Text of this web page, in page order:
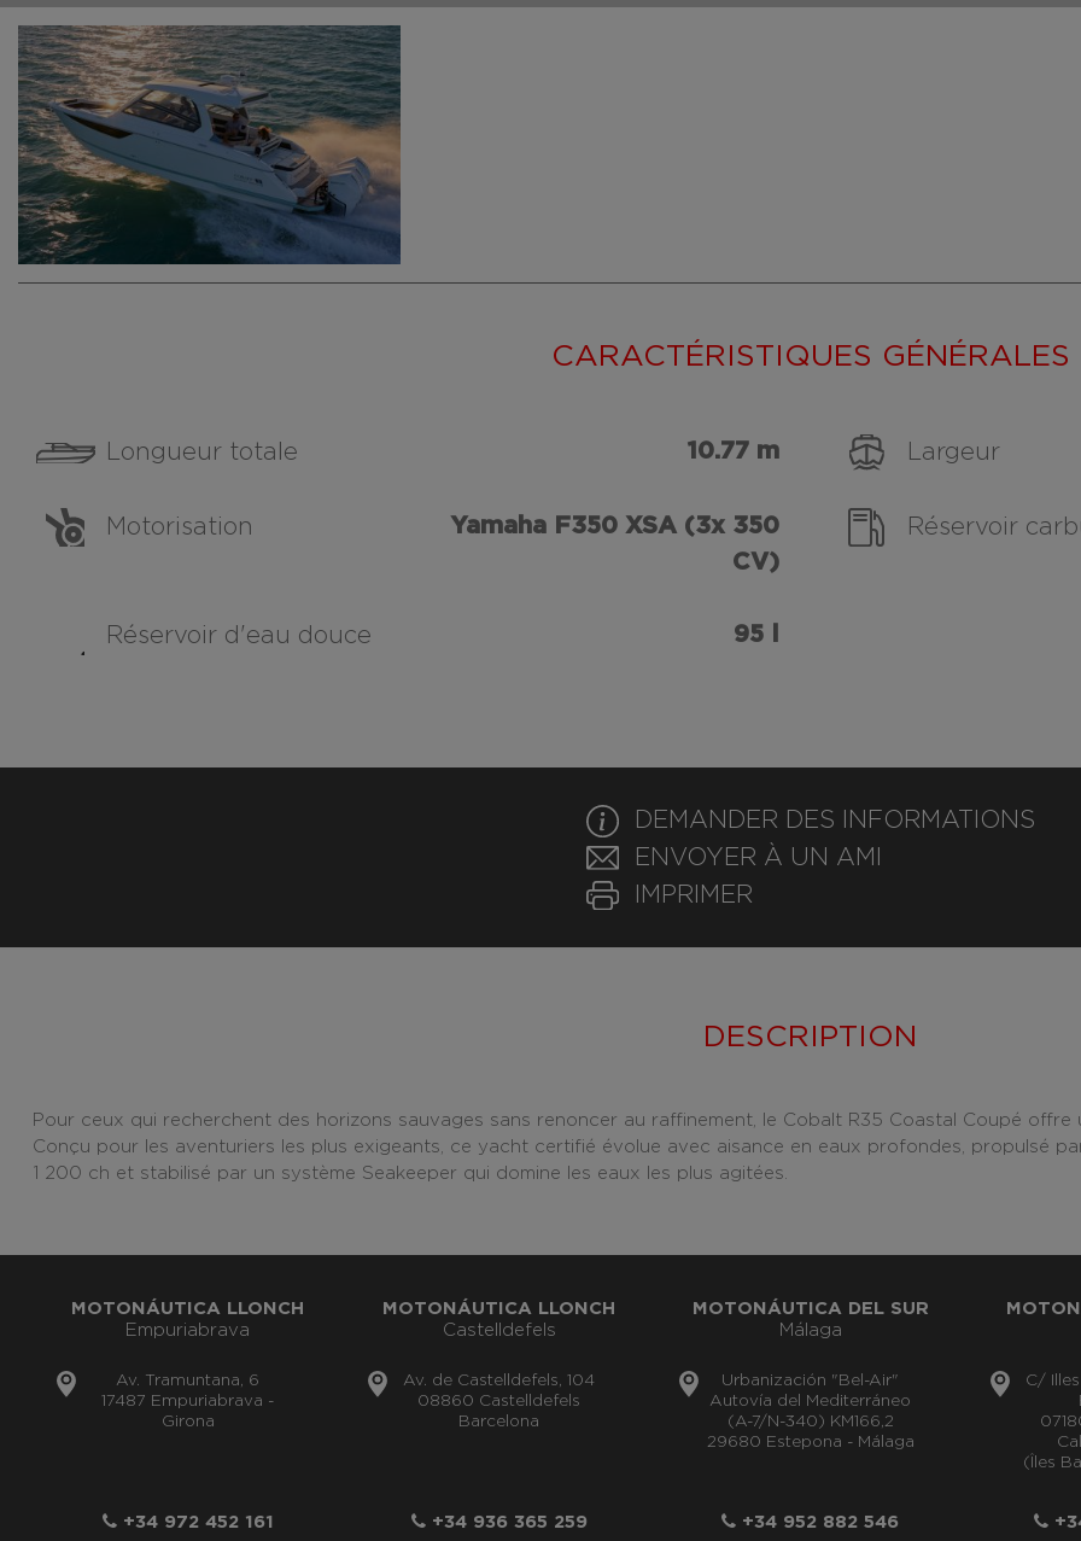
CARACTÉRISTIQUES GÉNÉRALES
Longueur totale 10.77 m Largeur
Motorisation
Yamaha F350 XSA (3x 350
CV)
Réservoir
Réservoir d'eau douce 95 l
DEMANDER DES INFORMATIONS
ENVOYER À UN AMI
IMPRIMER
DESCRIPTION
Pour ceux qui recherchent des horizons sauvages sans renoncer au raffinement, le Cobalt R35 Coastal Coupé offre
Conçu pour les aventuriers les plus exigeants, ce yacht certifié évolue avec aisance en eaux profondes, propulsé
1 200 ch et stabilisé par un système Seakeeper qui domine les eaux les plus agitées.
MOTONÁUTICA LLONCH
Empuriabrava
Av. Tramuntana, 6
17487 Empuriabrava -
Girona
+34 972 452 161
MOTONÁUTICA LLONCH
Castelldefels
Av. de Castelldefels, 104
08860 Castelldefels
Barcelona
+34 936 365 259
MOTONÁUTICA DEL SUR
Málaga
Urbanización "Bel-Air"
Autovía del Mediterráneo
(A-7/N-340) KM166,2
29680 Estepona - Málaga
+34 952 882 546
C/
(Îles